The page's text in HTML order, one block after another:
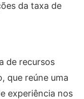
da taxa de
de recursos
que reúne uma
experiência nos